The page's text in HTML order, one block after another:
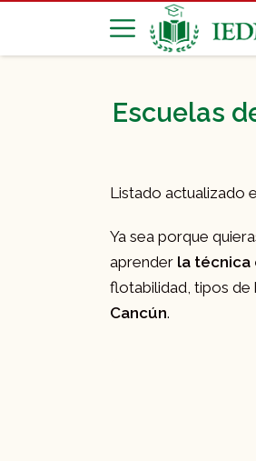
Escuelas
Listado actualizado
Ya sea porque
aprender la técnica
flotabilidad, tipos de
Cancún.